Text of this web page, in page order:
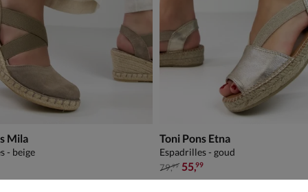
Mila
- beige
Toni Pons Etna
Espadrilles - goud
van € 79,99 voor € 55,99
79,99 55,99